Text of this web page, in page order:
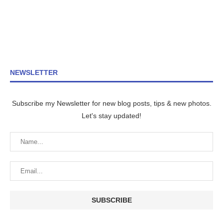
NEWSLETTER
Subscribe my Newsletter for new blog posts, tips & new photos.
Let's stay updated!